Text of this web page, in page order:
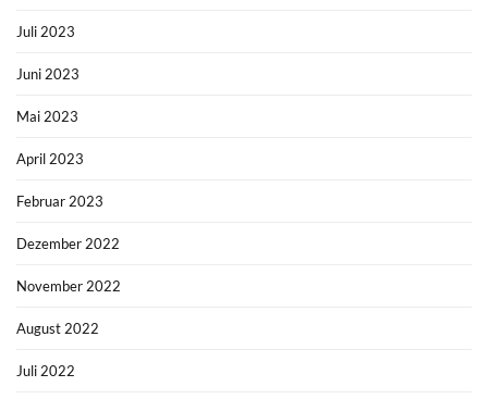
Juli 2023
Juni 2023
Mai 2023
April 2023
Februar 2023
Dezember 2022
November 2022
August 2022
Juli 2022